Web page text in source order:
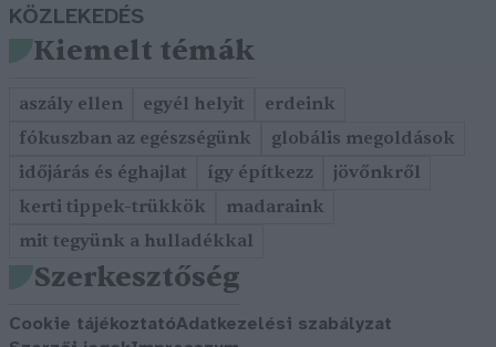
KÖZLEKEDÉS
Kiemelt témák
aszály ellen egyél helyit
erdeink
fókuszban az egészségünk
globális megoldások
időjárás és éghajlat
így építkezz
jövőnkről
kerti tippek-trükkök
madaraink
mit tegyünk a hulladékkal
Szerkesztőség
Cookie tájékoztatóAdatkezelési szabályzat